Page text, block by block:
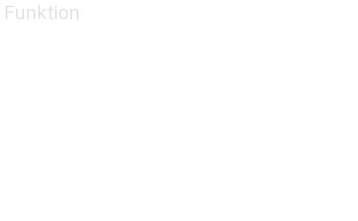
Funktion